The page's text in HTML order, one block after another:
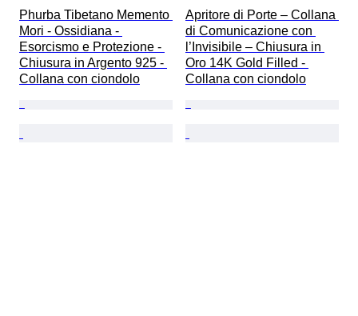
Phurba Tibetano Memento
Mori - Ossidiana -
Esorcismo e Protezione -
Chiusura in Argento 925 -
Collana con ciondolo
Apritore di Porte – Collana
di Comunicazione con
l’Invisibile – Chiusura in
Oro 14K Gold Filled -
Collana con ciondolo